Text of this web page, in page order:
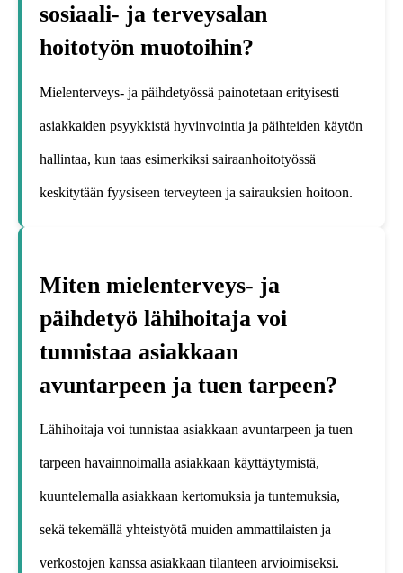
sosiaali- ja terveysalan
hoitotyön muotoihin?
Mielenterveys- ja päihdetyössä painotetaan erityisesti
asiakkaiden psyykkistä hyvinvointia ja päihteiden käytön
hallintaa, kun taas esimerkiksi sairaanhoitotyössä
keskitytään fyysiseen terveyteen ja sairauksien hoitoon.
Miten mielenterveys- ja
päihdetyö lähihoitaja voi
tunnistaa asiakkaan
avuntarpeen ja tuen tarpeen?
Lähihoitaja voi tunnistaa asiakkaan avuntarpeen ja tuen
tarpeen havainnoimalla asiakkaan käyttäytymistä,
kuuntelemalla asiakkaan kertomuksia ja tuntemuksia,
sekä tekemällä yhteistyötä muiden ammattilaisten ja
verkostojen kanssa asiakkaan tilanteen arvioimiseksi.